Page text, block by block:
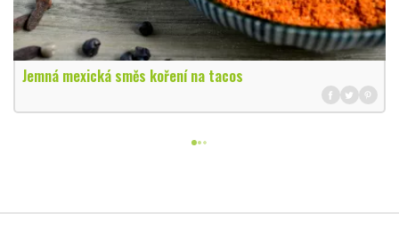
Jemná mexická směs koření na tacos